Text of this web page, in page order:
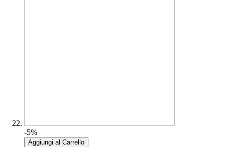
-5%
Aggiungi al Carrello